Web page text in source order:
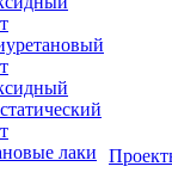
лаки